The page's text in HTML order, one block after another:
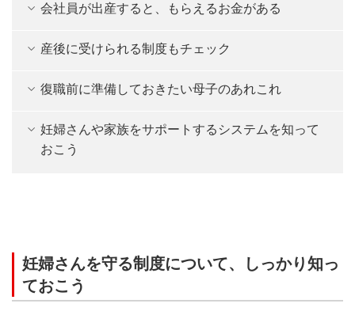
会社員が出産すると、もらえるお金がある
産後に受けられる制度もチェック
復職前に準備しておきたい母子のあれこれ
妊婦さんや家族をサポートするシステムを知って
おこう
妊婦さんを守る制度について、しっかり知っ
ておこう